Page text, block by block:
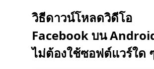
วิธีดาวน์โหลดวิดีโอ
Facebook บน
ไม่ต้องใช้ซอฟต์แวร์ใด